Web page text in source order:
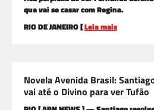
que vai se casar com Regina.
RIO DE JANEIRO [Leia mais
Novela Avenida Brasil:
vai até o Divino para ver Tufão